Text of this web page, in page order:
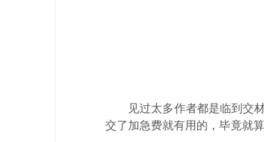
见过太多作者都是临到交
交了加急费就有用的，毕竟就